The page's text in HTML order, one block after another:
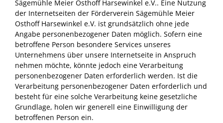
Sägemühle Meier Osthoff Harsewinkel e.V.. Eine Nutzung
der Internetseiten der Förderverein Sägemühle Meier
Osthoff Harsewinkel e.V. ist grundsätzlich ohne jede
Angabe personenbezogener Daten möglich. Sofern eine
betroffene Person besondere Services unseres
Unternehmens über unsere Internetseite in Anspruch
nehmen möchte, könnte jedoch eine Verarbeitung
personenbezogener Daten erforderlich werden. Ist die
Verarbeitung personenbezogener Daten erforderlich und
besteht für eine solche Verarbeitung keine gesetzliche
Grundlage, holen wir generell eine Einwilligung der
betroffenen Person ein.